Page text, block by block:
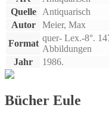
Quelle
Antiquarisch
Autor
Meier, Max
Format
quer- Lex.-8°.
Abbildungen
Jahr
1986.
Bücher Eule